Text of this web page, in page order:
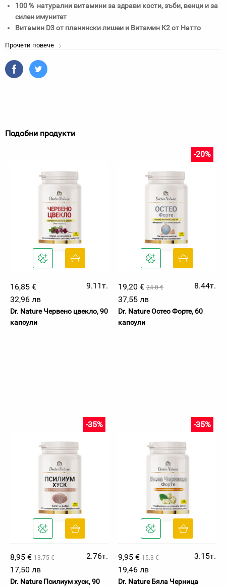
100 % натурални витамини за здрави кости, зъби, венци и за
силен имунитет
Витамин D3 от планински лишеи и Витамин К2 от Натто
Прочети повече
Подобни продукти
16,85 €
9.11т.
32,96 лв
Dr. Nature Червено цвекло, 90
капсули
19,20 € 24.0 €
-20%
8.44т.
37,55 лв
Dr. Nature Остео Форте, 60
капсули
8,95 € 13.75 €
-35%
2.76т.
17,50 лв
Dr. Nature Псилиум хуск, 90
9,95 € 15.3 €
-35%
3.15т.
19,46 лв
Dr. Nature Бяла Черница